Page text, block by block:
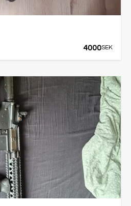
4000SEK